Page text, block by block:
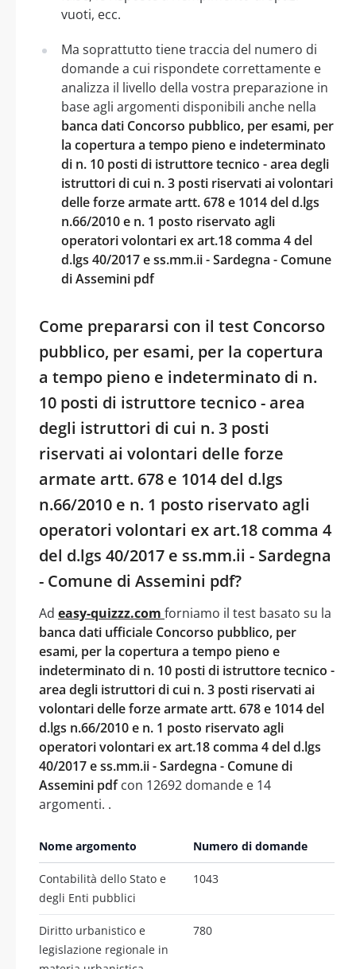
vuoti, ecc.
Ma soprattutto tiene traccia del numero di
domande a cui rispondete correttamente e
analizza il livello della vostra preparazione in
base agli argomenti disponibili anche nella
banca dati Concorso pubblico, per esami, per
la copertura a tempo pieno e indeterminato
di n. 10 posti di istruttore tecnico - area degli
istruttori di cui n. 3 posti riservati ai volontari
delle forze armate artt. 678 e 1014 del d.lgs
n.66/2010 e n. 1 posto riservato agli
operatori volontari ex art.18 comma 4 del
d.lgs 40/2017 e ss.mm.ii - Sardegna - Comune
di Assemini pdf
Come prepararsi con il test Concorso
pubblico, per esami, per la copertura
a tempo pieno e indeterminato di n.
10 posti di istruttore tecnico - area
degli istruttori di cui n. 3 posti
riservati ai volontari delle forze
armate artt. 678 e 1014 del d.lgs
n.66/2010 e n. 1 posto riservato agli
operatori volontari ex art.18 comma 4
del d.lgs 40/2017 e ss.mm.ii - Sardegna
- Comune di Assemini pdf?
Ad easy-quizzz.com forniamo il test basato su la
banca dati ufficiale Concorso pubblico, per
esami, per la copertura a tempo pieno e
indeterminato di n. 10 posti di istruttore tecnico -
area degli istruttori di cui n. 3 posti riservati ai
volontari delle forze armate artt. 678 e 1014 del
d.lgs n.66/2010 e n. 1 posto riservato agli
operatori volontari ex art.18 comma 4 del d.lgs
40/2017 e ss.mm.ii - Sardegna - Comune di
Assemini pdfcon 12692 domande e 14
argomenti. .
Nome argomento Numero di domande
Contabilità dello Stato e
degli Enti pubblici
1043
Diritto urbanistico e
legislazione regionale in
780